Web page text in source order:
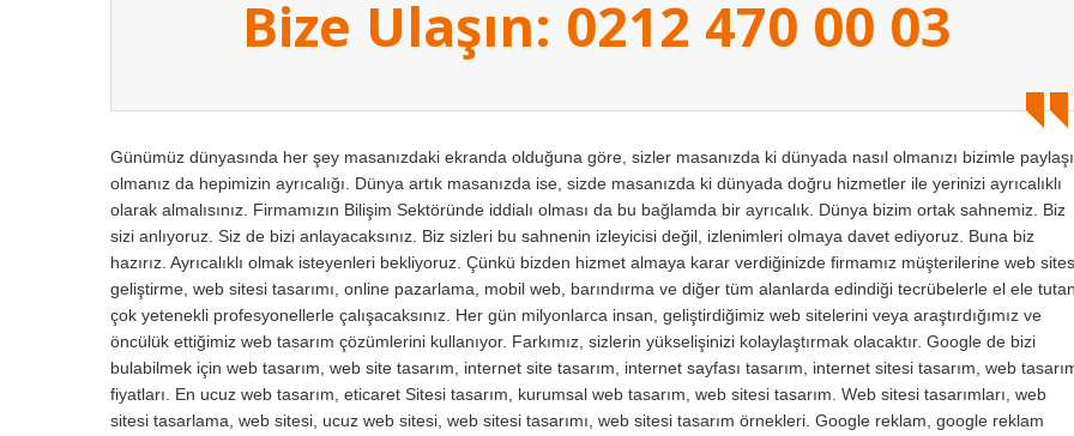
Bize Ulaşın: 0212 470 00 03
Günümüz dünyasında her şey masanızdaki ekranda olduğuna göre, sizler masanızda ki dünyada nasıl olmanızı bizimle
olmanız da hepimizin ayrıcalığı. Dünya artık masanızda ise, sizde masanızda ki dünyada doğru hizmetler ile yerinizi ayrıcalıklı
olarak almalısınız. Firmamızın Bilişim Sektöründe iddialı olması da bu bağlamda bir ayrıcalık. Dünya bizim ortak sahnemiz. Biz
sizi anlıyoruz. Siz de bizi anlayacaksınız. Biz sizleri bu sahnenin izleyicisi değil, izlenimleri olmaya davet ediyoruz. Buna biz
hazırız. Ayrıcalıklı olmak isteyenleri bekliyoruz. Çünkü bizden hizmet almaya karar verdiğinizde firmamız müşterilerine web
geliştirme, web sitesi tasarımı, online pazarlama, mobil web, barındırma ve diğer tüm alanlarda edindiği tecrübelerle el ele tutan
çok yetenekli profesyonellerle çalışacaksınız. Her gün milyonlarca insan, geliştirdiğimiz web sitelerini veya araştırdığımız ve
öncülük ettiğimiz web tasarım çözümlerini kullanıyor. Farkımız, sizlerin yükselişinizi kolaylaştırmak olacaktır. Google de bizi
bulabilmek için web tasarım, web site tasarım, internet site tasarım, internet sayfası tasarım, internet sitesi tasarım, web
fiyatları. En ucuz web tasarım, eticaret Sitesi tasarım, kurumsal web tasarım, web sitesi tasarım. Web sitesi tasarımları, web
sitesi tasarlama, web sitesi, ucuz web sitesi, web sitesi tasarımı, web sitesi tasarım örnekleri. Google reklam, google reklam